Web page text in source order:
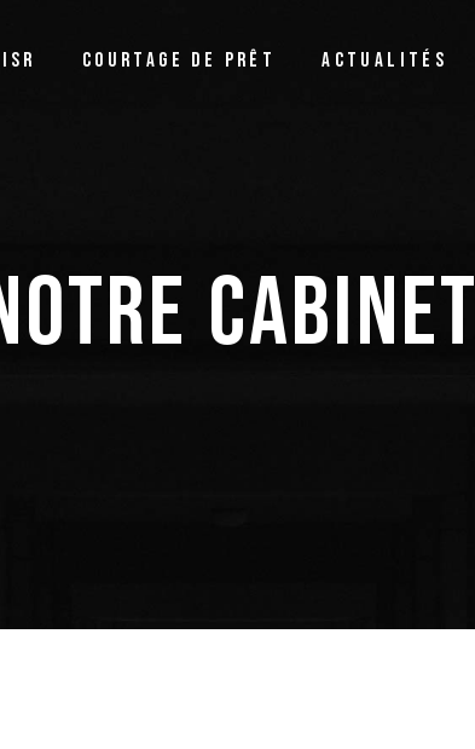
COURTAGE DE PRÊT
Assurance de prêt
Le Prêt à Taux Zéro
ACTUALITÉS
Notre métier
CABINET